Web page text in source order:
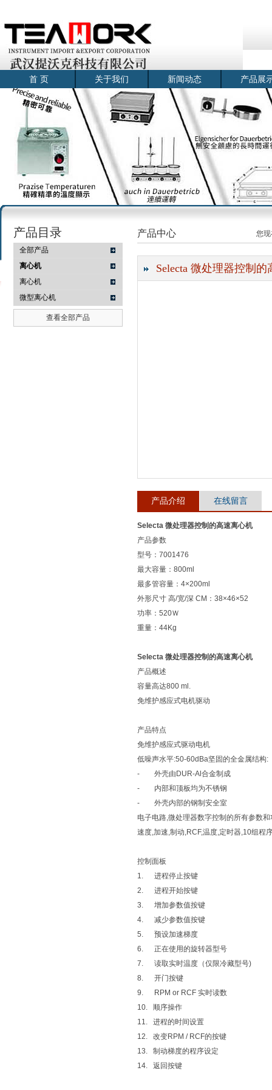
武汉提沃克科技有限公司
首 页 关于我们 新闻动态 产品展
产品目录
全部产品
离心机
离心机
微型离心机
查看全部产品
产品中心 您
Selecta 微处理器控制的
产品介绍 在线留言
Selecta 微处理器控制的高速离心机
产品参数
型号：7001476
最大容量：800ml
最多管容量：4×200ml
外形尺寸 高/宽/深 CM：38×46×52
功率：520Ｗ
重量：44Kg
Selecta 微处理器控制的高速离心机
产品概述
容量高达800 ml.
免维护感应式电机驱动
产品特点
免维护感应式驱动电机
低噪声水平:50-60dBa坚固的全金属结构:
- 外壳由DUR-Al合金制成
- 内部和顶板均为不锈钢
- 外壳内部的钢制安全室
电子电路,微处理器数字控制的所有参数和
速度,加速,制动,RCF,温度,定时器,10组程
控制面板
1. 进程停止按键
2. 进程开始按键
3. 增加参数值按键
4. 减少参数值按键
5. 预设加速梯度
6. 正在使用的旋转器型号
7. 读取实时温度（仅限冷藏型号)
8. 开门按键
9. RPM or RCF 实时读数
10. 顺序操作
11. 进程的时间设置
12. 改变RPM / RCF的按键
13. 制动梯度的程序设定
14. 返回按键